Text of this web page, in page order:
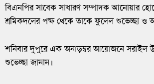
বিএনপির সাবেক সাধারণ সম্পাদক আনোয়ার
শ্রমিকদলের পক্ষ থেকে তাকে ফুলেল শুভেচ্ছা ও
শনিবার দুপুরে এক অনাড়ম্বর আয়োজনে সরাইল
শুভেচ্ছা জানান।